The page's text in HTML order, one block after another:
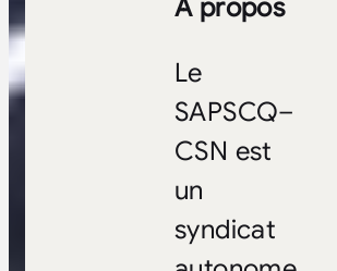
À propos
Le
SAPSCQ–
CSN est
un
syndicat